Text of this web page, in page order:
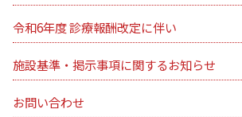
令和6年度 診療報酬改定に伴い
施設基準・掲示事項に関するお知らせ
お問い合わせ